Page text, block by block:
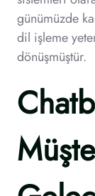
günümüzde
dil işleme
dönüşmüştür.